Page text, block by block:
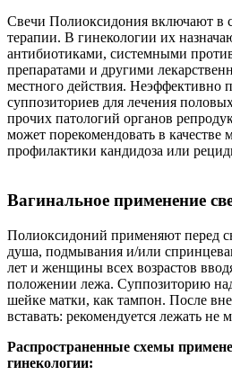
Свечи Полиоксидония включают в
терапии. В гинекологии их
антибиотиками, системными
препаратами и другими
местного действия. Неэффективно
суппозиториев для лечения
прочих патологий органов
может порекомендовать в качестве
профилактики кандидоза или
Вагинальное применение
Полиоксидоний применяют перед
душа, подмывания и/или
лет и женщины всех возрастов
положении лежа. Суппозиторию
шейке матки, как тампон. После
вставать: рекомендуется лежать не
Распространенные схемы
гинекологии: